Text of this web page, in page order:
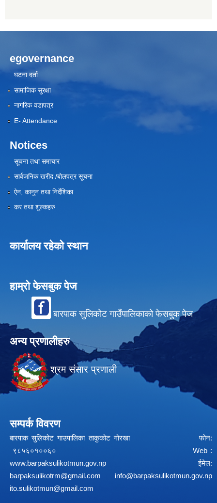
egovernance
घटना दर्ता
सामाजिक सुरक्षा
नागरिक वडापत्र
E- Attendance
Notices
सूचना तथा समाचार
सार्वजनिक खरीद /बोलपत्र सूचना
ऐन, कानुन तथा निर्देशिका
कर तथा शुल्कहरु
कार्यालय रहेको स्थान
हाम्रो फेसबुक पेज
बारपाक सुलिकोट गाउँपालिकाको फेसबुक पेज
अन्य प्रणालीहरु
श्रम संसार प्रणाली
सम्पर्क विवरण
बारपाक सुलिकोट गाउपालिका ताकुकोट गोरखा फोन:
९८५६०१००६० Web :
www.barpaksulikotmun.gov.np
ईमेल:
barpaksulikotrm@gmail.com
info@barpaksulikotmun.gov.np
ito.sulikotmun@gmail.com